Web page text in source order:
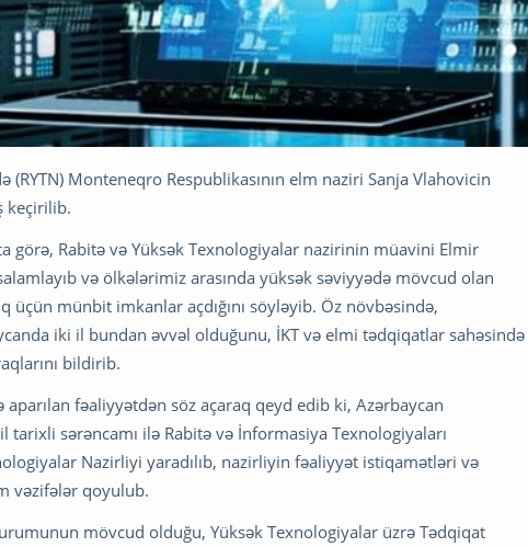
Monteneqro Respublikasının elm naziri Sanja Vlahovicin
keçirilib.
görə, Rabitə və Yüksək Texnologiyalar nazirinin müavini Elmir
və ölkələrimiz arasında yüksək səviyyədə mövcud olan
üçün münbit imkanlar açdığını söyləyib. Öz növbəsində,
iki il bundan əvvəl olduğunu, İKT və elmi tədqiqatlar sahəsində
bildirib.
fəaliyyətdən söz açaraq qeyd edib ki, Azərbaycan
sərəncamı ilə Rabitə və İnformasiya Texnologiyaları
Nazirliyi yaradılıb, nazirliyin fəaliyyət istiqamətləri və
vəzifələr qoyulub.
mövcud olduğu, Yüksək Texnologiyalar üzrə Tədqiqat